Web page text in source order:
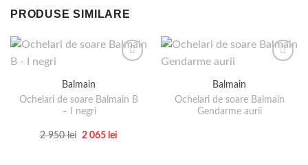
PRODUSE SIMILARE
Balmain
Ochelari de soare Balmain B
– I negri
2 950lei Prețul
2 065 lei
Balmain
Ochelari de soare Balmain
Gendarme aurii